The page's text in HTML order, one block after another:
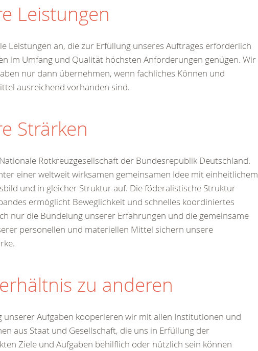
Leistungen
Leistungen an, die zur Erfüllung unseres Auftrages erforderlich
im Umfang und Qualität höchsten Anforderungen genügen. Wir
nur dann übernehmen, wenn fachliches Können und
ausreichend vorhanden sind.
Strärken
Rotkreuzgesellschaft der Bundesrepublik Deutschland.
einer weltweit wirksamen gemeinsamen Idee mit einheitlichem
und in gleicher Struktur auf. Die föderalistische Struktur
ermöglicht Beweglichkeit und schnelles koordiniertes
nur die Bündelung unserer Erfahrungen und die gemeinsame
personellen und materiellen Mittel sichern unsere
zu anderen
unserer Aufgaben kooperieren wir mit allen Institutionen und
aus Staat und Gesellschaft, die uns in Erfüllung der
Ziele und Aufgaben behilflich oder nützlich sein können